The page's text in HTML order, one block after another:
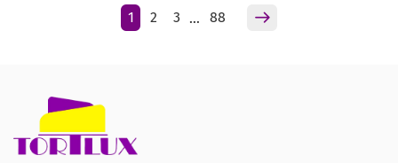
1 2 3 … 88